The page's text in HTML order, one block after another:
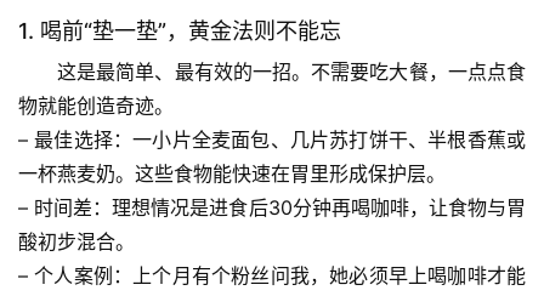
1. 喝前“垫一垫”，黄金法则不能忘
这是最简单、最有效的一招。不需要吃大餐，一点点食
物就能创造奇迹。
– 最佳选择：一小片全麦面包、几片苏打饼干、半根香蕉或
一杯燕麦奶。这些食物能快速在胃里形成保护层。
– 时间差 ：理想情况是进食后30分钟再喝咖啡，让食物与胃
酸初步混合。
– 个人案例 ：上个月有个粉丝问我，她必须早上喝咖啡才能